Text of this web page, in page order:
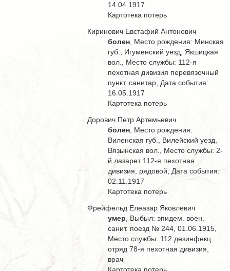
14.04.1917
Картотека потерь
Киринович Евстафий Антонович
болен , Место рождения: Минская
губ., Игуменский уезд, Якшицкая
вол., Место службы: 112-я
пехотная дивизия перевязочный
пункт, санитар, Дата события:
16.05.1917
Картотека потерь
Дорович Петр Артемьевич
болен , Место рождения:
Виленская губ., Вилейский уезд,
Вязынская вол., Место службы: 2-
й лазарет 112-я пехотная
дивизия, рядовой, Дата события:
02.11.1917
Картотека потерь
Фрейфельд Елеазар Яковлевич
умер , Выбыл: эпидем. воен.
санит. поезд № 244, 01.06.1915,
Место службы: 112 дезинфекц.
отряд 78-я пехотная дивизия,
врач